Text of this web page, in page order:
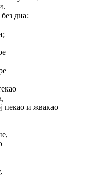
дна:
пекао и жвакао